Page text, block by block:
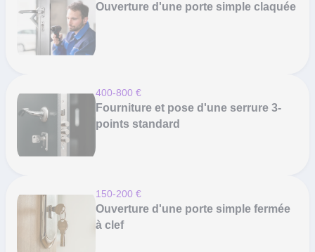
Ouverture d'une porte simple claquée
400-800 €
Fourniture et pose d'une serrure 3-
points standard
150-200 €
Ouverture d'une porte simple fermée
à clef